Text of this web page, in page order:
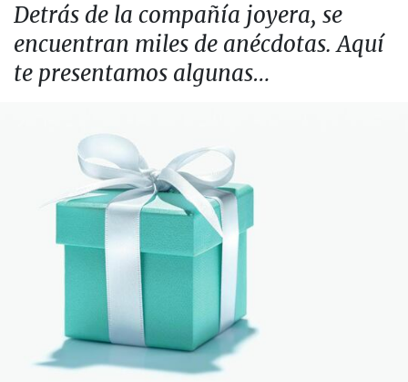
Detrás de la compañía joyera, se
encuentran miles de anécdotas. Aquí
te presentamos algunas…